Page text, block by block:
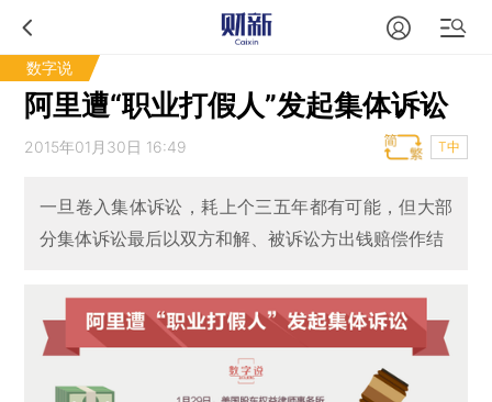
数字说
阿里遭“职业打假人”发起集体诉讼
2015年01月30日 16:49 T中
一旦卷入集体诉讼，耗上个三五年都有可能，但大部
分集体诉讼最后以双方和解、被诉讼方出钱赔偿作结